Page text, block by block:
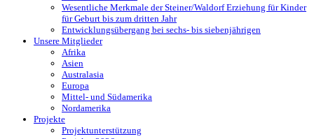
Wesentliche Merkmale der Steiner/Waldorf Erziehung für Kinder
für Geburt bis zum dritten Jahr
Entwicklungsübergang bei sechs- bis siebenjährigen
Unsere Mitglieder
Afrika
Asien
Australasia
Europa
Mittel- und Südamerika
Nordamerika
Projekte
Projektunterstützung